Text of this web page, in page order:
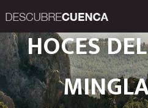
PLACES AND
Una
HOCES